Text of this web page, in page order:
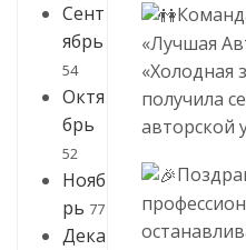
Сент
ябрь
54
Октя
брь
52
Нояб
рь 77
Дека
«Лучшая
«Холодная
получила
авторской